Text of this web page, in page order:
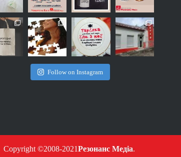
Follow on Instagram
Copyright ©2008-2021Резонанс Медіа.